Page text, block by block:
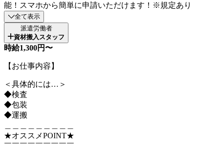
能！スマホから簡単に申請いただけます！※規定あり
全て表示
派遣労働者
資材搬入スタッフ
時給1,300円〜
【お仕事内容】
＜具体的には…＞
◆検査
◆包装
◆運搬
★オススメPOINT★
￣￣￣￣￣￣￣￣￣